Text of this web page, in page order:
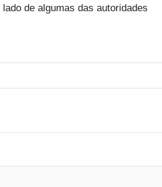
de algumas das autoridades